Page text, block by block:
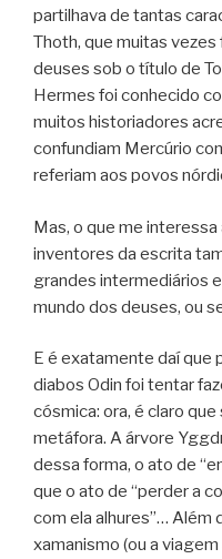
partilhava de tantas
Thoth, que muitas vezes
deuses sob o título de
Hermes foi conhecido
muitos historiadores
confundiam Mercúrio
referiam aos povos
Mas, o que me
inventores da escrita
grandes intermediários
mundo dos deuses, ou
E é exatamente daí que
diabos Odin foi tentar
cósmica: ora, é claro
metáfora. A árvore
dessa forma, o ato de
que o ato de “perder a
com ela alhures”… Além
xamanismo (ou a